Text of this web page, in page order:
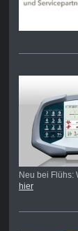
Neu bei Flühs:
hier